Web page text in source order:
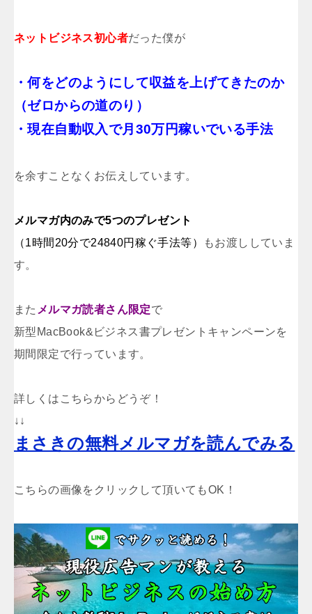
ネットビジネス初心者だった僕が
・何をどのようにして収益を上げてきたのか
（ゼロからの道のり）
・現在自動収入で月30万円稼いでいる手法
を余すことなくお伝えしています。
メルマガ内のみで5つのプレゼント
（1時間20分で24840円稼ぐ手法等）
もお渡ししていま
す。
また メルマガ読者さん限定で
新型MacBook&ビジネス書プレゼントキャンペーンを
期間限定で行っています。
詳しくはこちらからどうぞ！
↓↓
まさきの無料メルマガを読んでみる
こちらの画像をクリックして頂いてもOK！